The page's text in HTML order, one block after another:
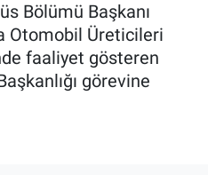
Bölümü Başkanı
Otomobil Üreticileri
faaliyet gösteren
görevine